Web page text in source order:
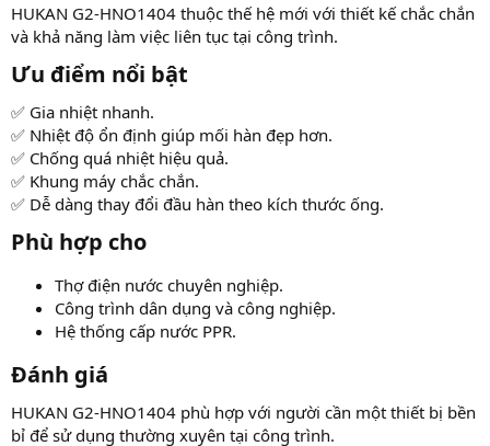
HUKAN G2-HNO1404 thuộc thế hệ mới với thiết kế chắc chắn
và khả năng làm việc liên tục tại công trình.
Ưu điểm nổi bật​
✅ Gia nhiệt nhanh.
✅ Nhiệt độ ổn định giúp mối hàn đẹp hơn.
✅ Chống quá nhiệt hiệu quả.
✅ Khung máy chắc chắn.
✅ Dễ dàng thay đổi đầu hàn theo kích thước ống.
Phù hợp cho​
Thợ điện nước chuyên nghiệp.
Công trình dân dụng và công nghiệp.
Hệ thống cấp nước PPR.
Đánh giá​
HUKAN G2-HNO1404 phù hợp với người cần một thiết bị bền
bỉ để sử dụng thường xuyên tại công trình.